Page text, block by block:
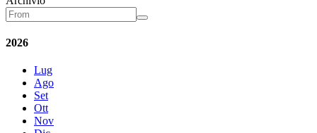
2026
Lug
Ago
Set
Ott
Nov